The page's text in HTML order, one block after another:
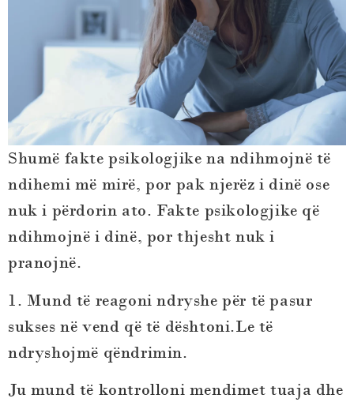
Shumë fakte psikologjike na ndihmojnë të
ndihemi më mirë, por pak njerëz i dinë ose
nuk i përdorin ato. Fakte psikologjike që
ndihmojnë i dinë, por thjesht nuk i
pranojnë.
1. Mund të reagoni ndryshe për të pasur
sukses në vend që të dështoni.Le të
ndryshojmë qëndrimin.
Ju mund të kontrolloni mendimet tuaja dhe